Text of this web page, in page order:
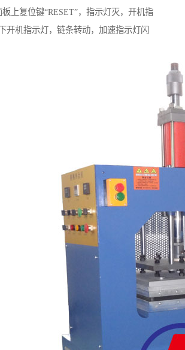
上复位键“RESET”，指示灯灭，开机指
开机指示灯，链条转动，加速指示灯闪